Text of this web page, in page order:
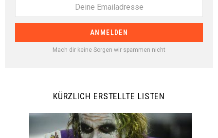
Mach dir keine Sorgen wir spammen nicht
KÜRZLICH ERSTELLTE LISTEN